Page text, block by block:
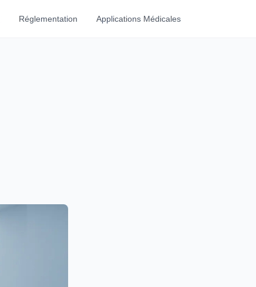
Réglementation Applications Médicales